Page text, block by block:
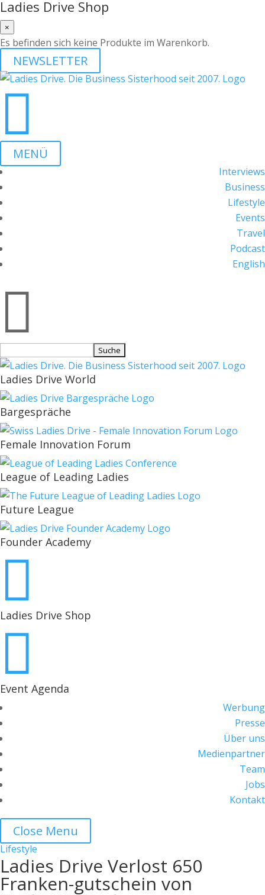
Ladies Drive Shop
×
Es befinden sich keine Produkte im Warenkorb.
NEWSLETTER

MENÜ
Interviews
Business
Lifestyle
Events
Travel
Podcast
English

nach:
Ladies Drive World
Bargespräche
Female Innovation Forum
League of Leading Ladies
Future League
Founder Academy

Ladies Drive Shop

Event Agenda
Werbung
Presse
Über uns
Medienpartner
Team
Jobs
Kontakt
Close Menu
Lifestyle
Ladies Drive Verlost 650
Franken-gutschein von